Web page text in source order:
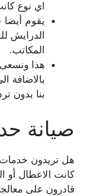
اي نوع
يقوم أيضا
الدرايش
المكاتب.
هذا
بالاضافة
بنا بدون
صيانة
هل تريدون
كانت الاعطال أو
قادرون على